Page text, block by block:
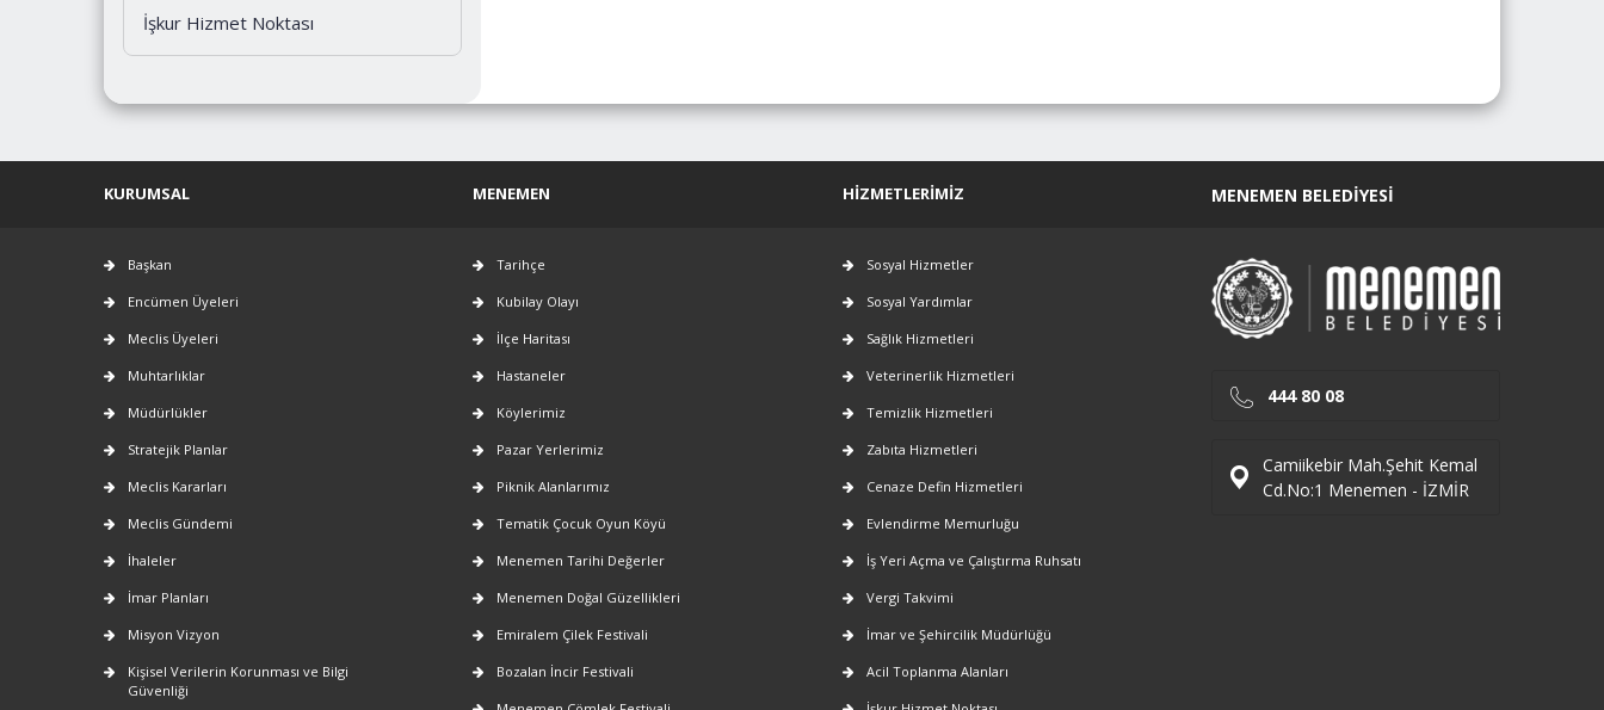
İşkur Hizmet Noktası
KURUMSAL
Başkan
Encümen Üyeleri
Meclis Üyeleri
Muhtarlıklar
Müdürlükler
Stratejik Planlar
Meclis Kararları
Meclis Gündemi
İhaleler
İmar Planları
Misyon Vizyon
Kişisel Verilerin Korunması ve Bilgi
Güvenliği
MENEMEN
Tarihçe
Kubilay Olayı
İlçe Haritası
Hastaneler
Köylerimiz
Pazar Yerlerimiz
Piknik Alanlarımız
Tematik Çocuk Oyun Köyü
Menemen Tarihi Değerler
Menemen Doğal Güzellikleri
Emiralem Çilek Festivali
Bozalan İncir Festivali
HIZMETLERIMIZ
Sosyal Hizmetler
Sosyal Yardımlar
Sağlık Hizmetleri
Veterinerlik Hizmetleri
Temizlik Hizmetleri
Zabıta Hizmetleri
Cenaze Defin Hizmetleri
Evlendirme Memurluğu
İş Yeri Açma ve Çalıştırma Ruhsatı
Vergi Takvimi
İmar ve Şehircilik Müdürlüğü
Acil Toplanma Alanları
MENEMEN BELEDIYESI
444 80 08
Camiikebir Mah.Şehit Kemal
Cd.No:1 Menemen - İZMİR